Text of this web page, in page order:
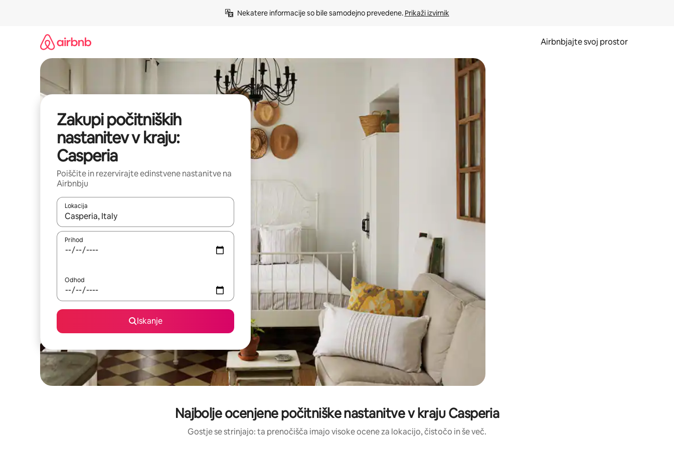
Nekatere informacije so bile samodejno prevedene. Prikaži izvirnik
Airbnbjajte svoj prostor
Zakupi počitniških
nastanitev v kraju:
Casperia
Poiščite in rezervirajte edinstvene nastanitve na
Airbnbju
Lokacija
Ko so rezultati na voljo, krmarite s puščičnima tipkama gor in dol ali pa raziskujte z dotikom ali podrsljajem.
Prihod
Odhod
Iskanje
Najbolje ocenjene počitniške nastanitve v kraju Casperia
Gostje se strinjajo: ta prenočišča imajo visoke ocene za lokacijo, čistočo in še več.